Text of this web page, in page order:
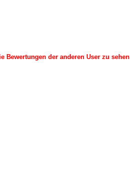
Bewertungen der anderen User zu